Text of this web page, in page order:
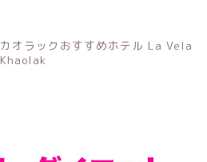
カオラックおすすめホテル La Vela
Khaolak